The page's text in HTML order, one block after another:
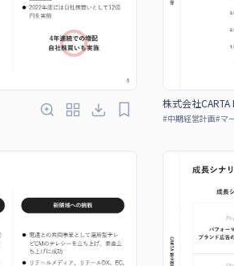
株式会社
#中期経営計画#マ